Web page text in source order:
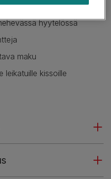
hyytelössä
maku
leikatuille kissoille